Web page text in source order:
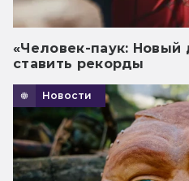
«Человек-паук:
ставить рекорды
Новости